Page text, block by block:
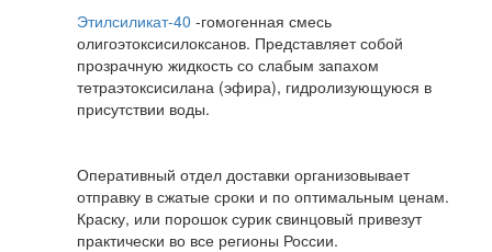
Этилсиликат-40 -гомогенная смесь
олигоэтоксисилоксанов. Представляет собой
прозрачную жидкость со слабым запахом
тетраэтоксисилана (эфира), гидролизующуюся в
присутствии воды.
Оперативный отдел доставки организовывает
отправку в сжатые сроки и по оптимальным ценам.
Краску, или порошок сурик свинцовый привезут
практически во все регионы России.